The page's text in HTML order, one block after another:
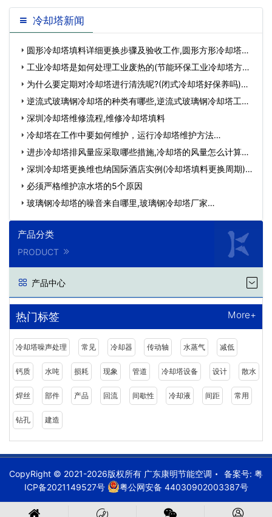
冷却塔新闻
圆形冷却塔填料详细更换步骤及验收工作,圆形方形冷却塔填
料…工业冷却塔是如何处理工业废热的(节能环保工业冷却塔方案)
… 为什么要定期对冷却塔进行清洗呢?(闭式冷却塔好保养吗)…
逆流式玻璃钢冷却塔的种类有哪些,逆流式玻璃钢冷却塔工作
原…深圳冷却塔维修流程,维修冷却塔填料
冷却塔在工作中要如何维护，运行冷却塔维护方法…
进步冷却塔排风量应采取哪些措施,冷却塔的风量怎么计算…
深圳冷却塔更换维也纳国际酒店实例(冷却塔填料更换周期)…
必须严格维护凉水塔的5个原因
玻璃钢冷却塔的噪音来自哪里,玻璃钢冷却塔厂家…
产品分类
PRODUCT
产品中心
热门标签 More+
冷却塔噪声处理 常见 冷却器 传动轴 水蒸气 减低
钙质 水吨 损耗 现象 管道 冷却塔设备 设计 散水
焊丝 部件 产品 回流 间歇性 冷却液 间距 常用
钻孔 建造
CopyRight © 2021-2026版权所有 广东康明节能空调 备案号: 粤
ICP备2021149527号
粤公网安备 44030902003387号